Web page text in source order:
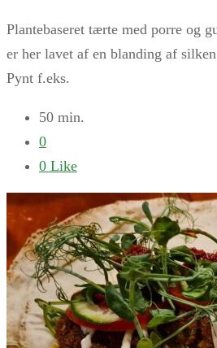
Plantebaseret tærte med porre og
er her lavet af en blanding af
Pynt f.eks.
50 min.
0
0 Like